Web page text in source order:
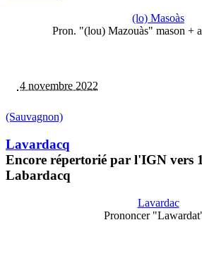
(lo) Masoàs
Pron. "(lou) Mazouàs" mason +
4 novembre 2022
(Sauvagnon)
Lavardacq
Encore répertorié par l'IGN vers
Labardacq
Lavardac
Prononcer